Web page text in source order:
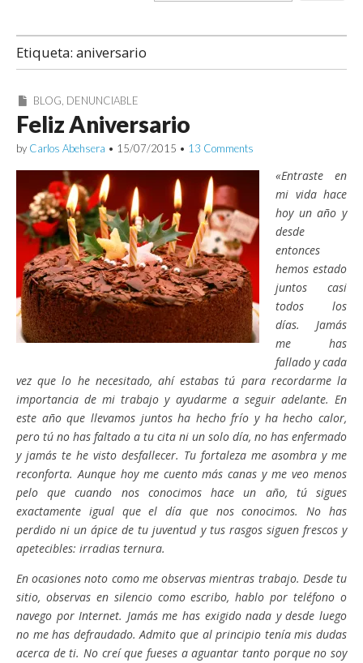
Etiqueta: aniversario
BLOG, DENUNCIABLE
Feliz Aniversario
by Carlos Abehsera • 15/07/2015 • 13 Comments
«Entraste en
mi vida hace
hoy un año y
desde
entonces
hemos estado
juntos casi
todos los
días. Jamás
me has
fallado y cada
vez que lo he necesitado, ahí estabas tú para recordarme la
importancia de mi trabajo y ayudarme a seguir adelante. En
este año que llevamos juntos ha hecho frío y ha hecho calor,
pero tú no has faltado a tu cita ni un solo día, no has enfermado
y jamás te he visto desfallecer. Tu fortaleza me asombra y me
reconforta. Aunque hoy me cuento más canas y me veo menos
pelo que cuando nos conocimos hace un año, tú sigues
exactamente igual que el día que nos conocimos. No has
perdido ni un ápice de tu juventud y tus rasgos siguen frescos y
apetecibles: irradias ternura.
En ocasiones noto como me observas mientras trabajo. Desde tu
sitio, observas en silencio como escribo, hablo por teléfono o
navego por Internet. Jamás me has exigido nada y desde luego
no me has defraudado. Admito que al principio tenía mis dudas
acerca de ti. No creí que fueses a aguantar tanto porque no soy